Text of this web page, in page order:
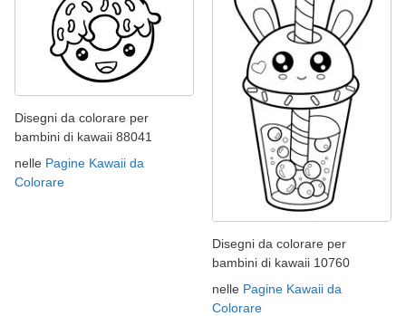
Disegni da colorare per
bambini di kawaii 88041
nelle Pagine Kawaii da
Colorare
Disegni da colorare per
bambini di kawaii 10760
nelle Pagine Kawaii da
Colorare